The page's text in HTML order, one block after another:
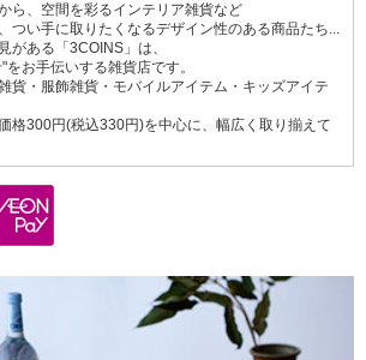
ら、空間を彩るインテリア雑貨など
つい手に取りたくなるデザイン性のある商品たち...
がある「3COINS」は、
お手伝いする雑貨店です。
貨・服飾雑貨・モバイルアイテム・キッズアイテ
格300円(税込330円)を中心に、幅広く取り揃えて